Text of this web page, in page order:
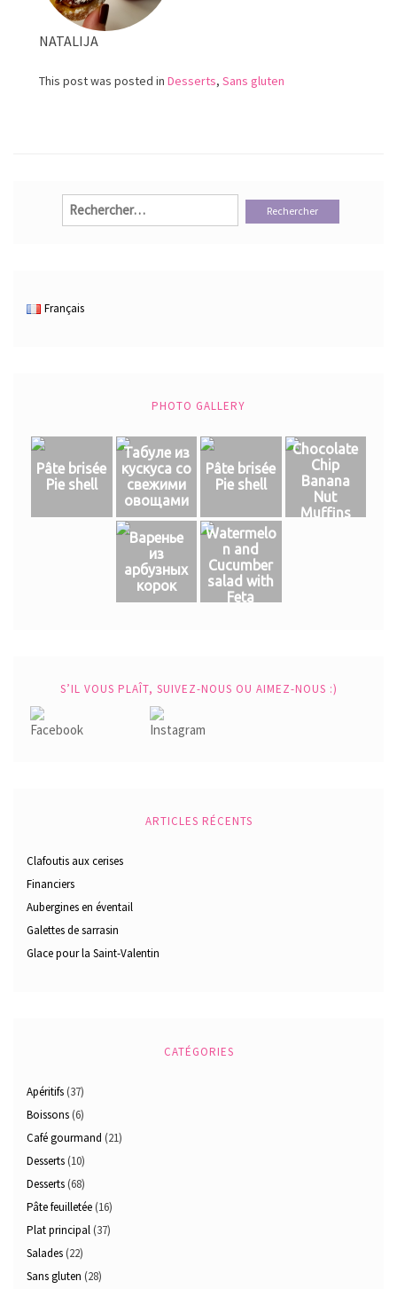
NATALIJA
This post was posted in Desserts, Sans gluten
Rechercher :
Français
PHOTO GALLERY
Pâte brisée
Pie shell
Табуле из
кускуса со
свежими
овощами
Pâte brisée
Pie shell
Chocolate
Chip
Banana
Nut
Muffins
Варенье
из
арбузных
корок
Watermelo
n and
Cucumber
salad with
Feta
S’IL VOUS PLAÎT, SUIVEZ-NOUS OU AIMEZ-NOUS :)
ARTICLES RÉCENTS
Clafoutis aux cerises
Financiers
Aubergines en éventail
Galettes de sarrasin
Glace pour la Saint-Valentin
CATÉGORIES
Apéritifs (37)
Boissons (6)
Café gourmand (21)
Desserts (10)
Desserts (68)
Pâte feuilletée (16)
Plat principal (37)
Salades (22)
Sans gluten (28)